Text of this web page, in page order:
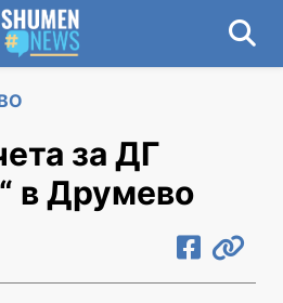
за ДГ
в Друмево